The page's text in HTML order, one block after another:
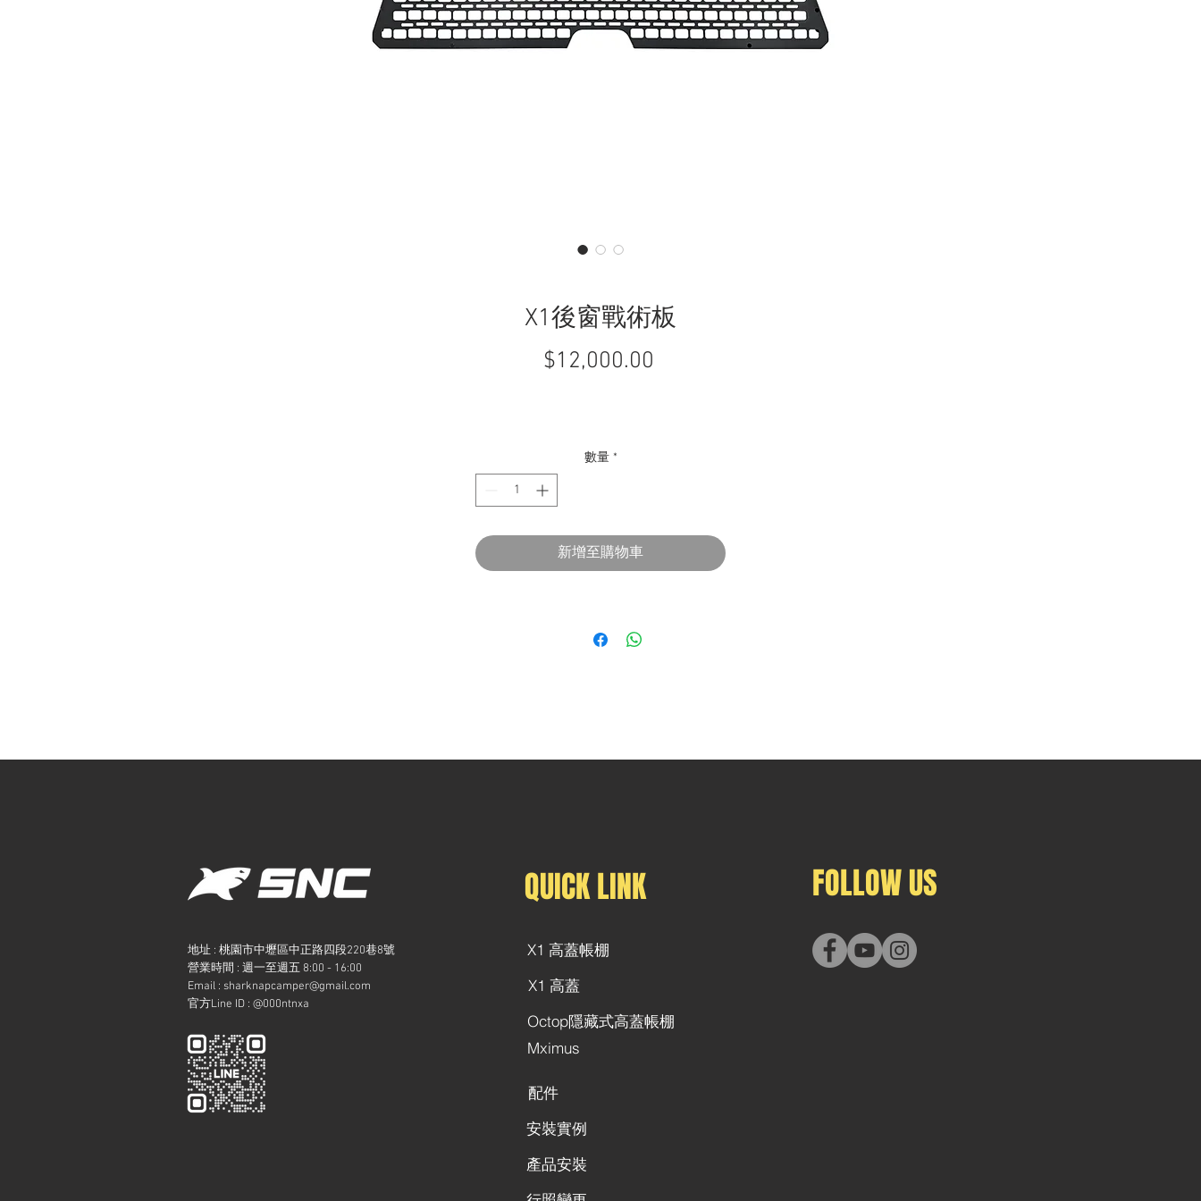
X1後窗戰術板
$12,000.00
數量 *
新增至購物車
地址 : 桃園市中壢區中正路四段220巷8號
​營業時間 : 週一至週五 8:00 - 16:00
Email : sharknapcamper@gmail.com
官方Line ID : @000ntnxa
QUICK LINK
X1 高蓋帳棚
X1 高蓋
Octop隱藏式高蓋帳棚
配件
安裝實例
產品安裝
Mximus
FOLLOW US